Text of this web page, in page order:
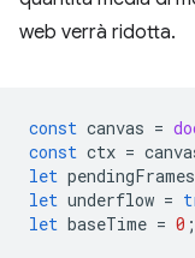
web verrà ridotta.
const canvas =
const ctx =
let pendingFrames
let underflow =
let baseTime = 0 ;